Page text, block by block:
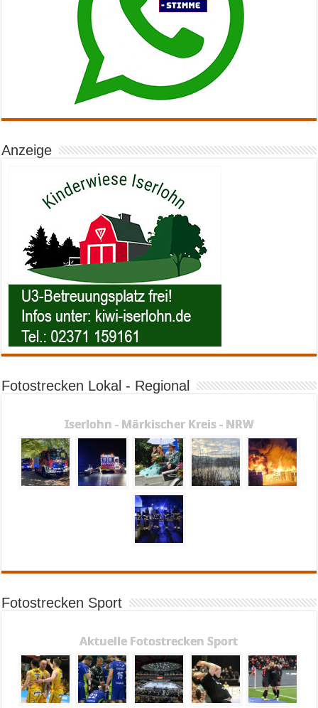
Anzeige
Fotostrecken Lokal - Regional
Iserlohn - Märkischer Kreis - NRW
Fotostrecken Sport
Aktuelle Fotostrecken Sport